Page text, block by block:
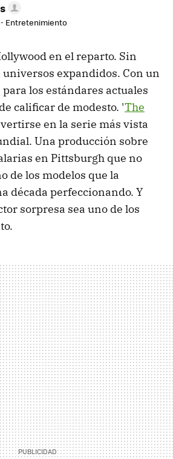
Entretenimiento
en el reparto. Sin
expandidos. Con un
los estándares actuales
calificar de modesto. 'The
en la serie más vista
Una producción sobre
en Pittsburgh que no
de los modelos que la
década perfeccionando. Y
sorpresa sea uno de los